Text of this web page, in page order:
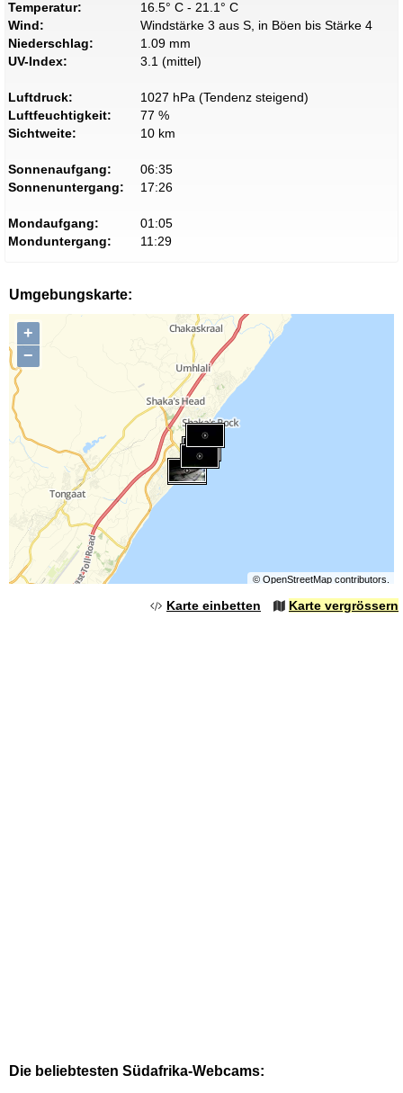
Temperatur:
16.5° C - 21.1° C
Wind:
Windstärke 3 aus S, in Böen bis Stärke 4
Niederschlag:
1.09 mm
UV-Index:
3.1 (mittel)
Luftdruck:
1027 hPa (Tendenz steigend)
Luftfeuchtigkeit:
77 %
Sichtweite:
10 km
Sonnenaufgang:
06:35
Sonnenuntergang:
17:26
Mondaufgang:
01:05
Monduntergang:
11:29
Umgebungskarte:
+
−
© OpenStreetMapcontributors.
Karte einbetten Karte vergrössern
Die beliebtesten Südafrika-Webcams: